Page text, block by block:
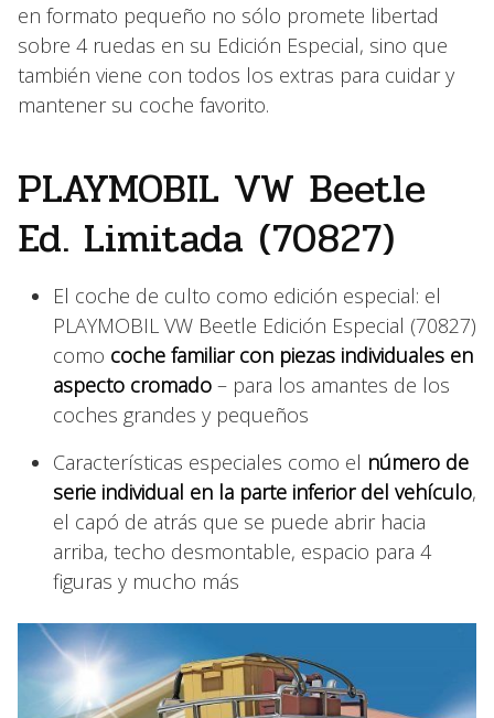
en formato pequeño no sólo promete libertad
sobre 4 ruedas en su Edición Especial, sino que
también viene con todos los extras para cuidar y
mantener su coche favorito.
PLAYMOBIL VW Beetle
Ed. Limitada (70827)
El coche de culto como edición especial: el
PLAYMOBIL VW Beetle Edición Especial (70827)
como coche familiar con piezas individuales en
aspecto cromado – para los amantes de los
coches grandes y pequeños
Características especiales como el número de
serie individual en la parte inferior del vehículo,
el capó de atrás que se puede abrir hacia
arriba, techo desmontable, espacio para 4
figuras y mucho más